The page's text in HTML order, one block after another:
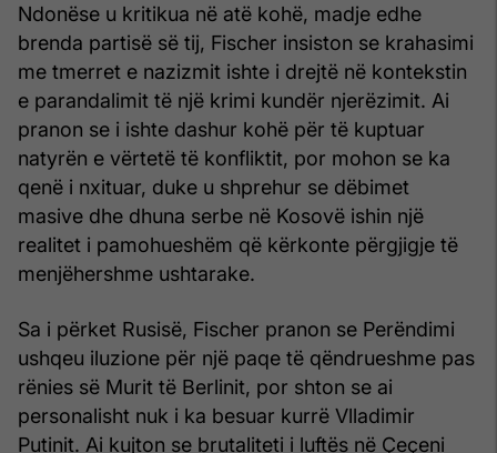
Ndonëse u kritikua në atë kohë, madje edhe
brenda partisë së tij, Fischer insiston se krahasimi
me tmerret e nazizmit ishte i drejtë në kontekstin
e parandalimit të një krimi kundër njerëzimit. Ai
pranon se i ishte dashur kohë për të kuptuar
natyrën e vërtetë të konfliktit, por mohon se ka
qenë i nxituar, duke u shprehur se dëbimet
masive dhe dhuna serbe në Kosovë ishin një
realitet i pamohueshëm që kërkonte përgjigje të
menjëhershme ushtarake.
Sa i përket Rusisë, Fischer pranon se Perëndimi
ushqeu iluzione për një paqe të qëndrueshme pas
rënies së Murit të Berlinit, por shton se ai
personalisht nuk i ka besuar kurrë Vlladimir
Putinit. Ai kujton se brutaliteti i luftës në Çeçeni